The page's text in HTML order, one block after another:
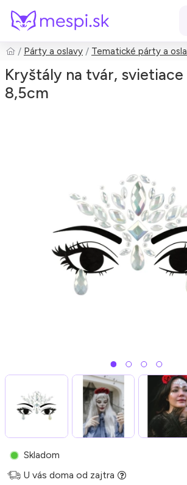
Hľadať
Párty a oslavy Tematické párty a
Kryštály na tvár, svietiace
8,5cm
Skladom
U vás doma od zajtra